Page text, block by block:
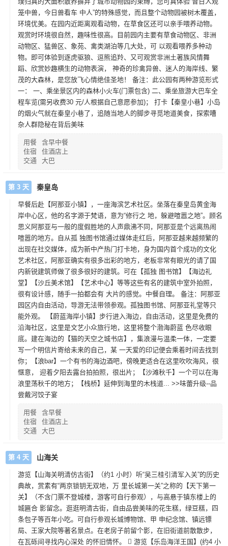
笼中兽，今日兽看车 中人”的特殊感觉，而且整个动物园被树木覆盖，
环境优美。在园内近距离观看动物，在草食区还可以亲手喂养动物。
观赏时环境很自然，趣味性很高。目前园内主要有草食动物区、非洲
动物区、猛兽区、象苑、禽类湖泊等几大处，可 以观看喂养多种动
物。即可体验到逐虎驱狼、逗熊追羚、又可观赏非洲土著族风情舞
蹈、欣赏妙趣横生的动物表演， 神奇的珍禽异兽、迷人的海岸线、繁
茂的大森林，是您放飞心情绝佳圣地！ 备注：此公园有两种游览形式
一： 一、乘坐景区内的森林小火车(门票包含) 二、乘坐旅游大巴车全
程车览(需另收费30 元/人根据自己意愿参加)； 打卡【秦皇小巷】小岛
的烟火气就在秦皇小巷了，追随当地人的脚步寻觅地道美食，探索嘈
杂人群隐秘在背后美味
用餐
含早中餐
住宿
住酒店上
交通
大巴
第 3 天 秦皇岛
早餐后赴【阿那亚小镇】，一座海滨艺术社区。坐落在秦皇岛黄金海
岸中心区，他的名字源于梵语，意为“修行之 地，躲避喧嚣之地”。顾名
思义阿那亚与一般的度假胜地的人声鼎沸不同，阿那亚是个远离热闹
喧嚣的地方。自从孤 独图书馆通过媒体走红后，阿那亚越来越频繁的
出现在社交媒体，成为新中产热门打卡地，身为国内首个成功的文化
艺术社区，阿那亚确实有很多出彩的地方，老板非常有眼光的请了国
内新锐建筑师做了很多很好的建筑。可在【孤独 图书馆】【海边礼
堂】【沙丘美术馆】【艺术中心】等等这些有名的建筑中室外拍照，
很有设计感，随手一拍都会有 大片的感觉。中餐自理。 备注：阿那亚
园区内自由活动，导游无法带领参观。孤独图书馆、阿那亚礼堂等只
能外观。 【蔚蓝海岸小镇】步行进入海边，自由活动，这里是免费的
沿海社区，这里是文艺小众旅行地，这里将整个渤海蔚蓝 色尽收眼
底。建在海边的【猫的天空之城书店】，集浪漫与温柔一体，一定要
写一个明信片寄给未来的自己，某 一天爱的印记便会乘着时间去找到
你；【浪bar】一个有书的海边酒吧，傍晚更适合在这里吹吹海风，很
惬意， 迎着夕阳去露台拍拍照，很出片；【沙滩秋千】一个可以在海
浪里荡秋千的地方；【栈桥】延伸到海里的木栈道... >>味蕾升级--品
尝戴河饺子宴
用餐
含早餐
住宿
住酒店上
交通
大巴
第 4 天 山海关
游览【山海关明清仿古街】（约1 小时）听“吴三桂引清军入关”的历史
典故，赏素有“两京锁钥无双地，万 里长城第一关”之称的【天下第一
关】（不含门票不登城楼，游客可自行参观），与高悬于镇东楼上的
城匾合 影留念。逛逛明清古街，自由品尝美味的花生糕，绿豆糕，四
条包子等百年小吃。可自行参观长城博物馆、甲 申纪念馆、镇远镖
局、王家大院等著名景点。在老房子前留个影，在旧街道前散散步，
在瓦砾间寻找内心深处 的怀旧情怀。  游览【乐岛海洋王国】(约4 小